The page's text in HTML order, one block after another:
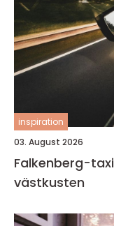
inspiration
03. August 2026
Falkenberg-
västkusten